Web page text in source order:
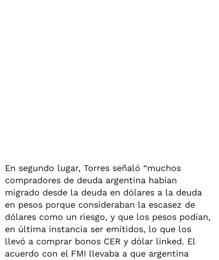
En segundo lugar, Torres señaló “muchos
compradores de deuda argentina habían
migrado desde la deuda en dólares a la deuda
en pesos porque consideraban la escasez de
dólares como un riesgo, y que los pesos podían,
en última instancia ser emitidos, lo que los
llevó a comprar bonos CER y dólar linked. El
acuerdo con el FMI llevaba a que argentina